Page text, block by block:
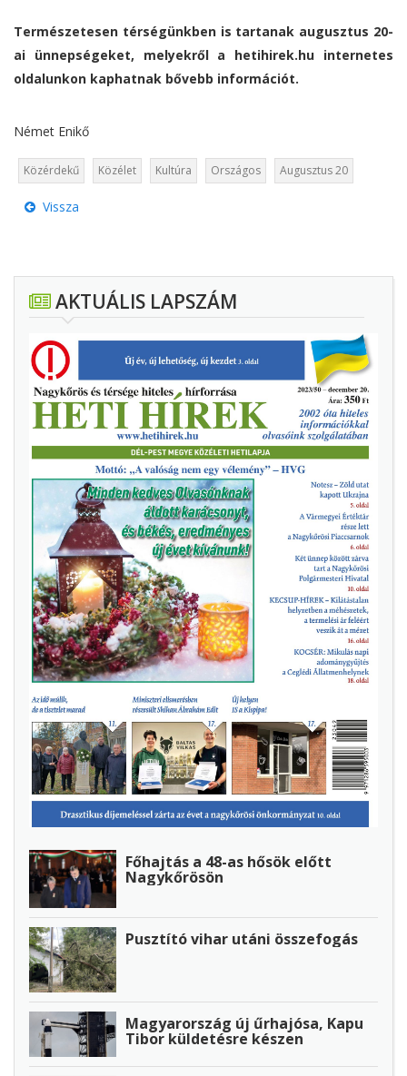
Természetesen térségünkben is tartanak augusztus 20-
ai ünnepségeket, melyekről a hetihirek.hu internetes
oldalunkon kaphatnak bővebb információt.
Német Enikő
Közérdekű Közélet Kultúra Országos Augusztus 20
Vissza
AKTUÁLIS LAPSZÁM
Főhajtás a 48-as hősök előtt
Nagykőrösön
Pusztító vihar utáni összefogás
Magyarország új űrhajósa, Kapu
Tibor küldetésre készen